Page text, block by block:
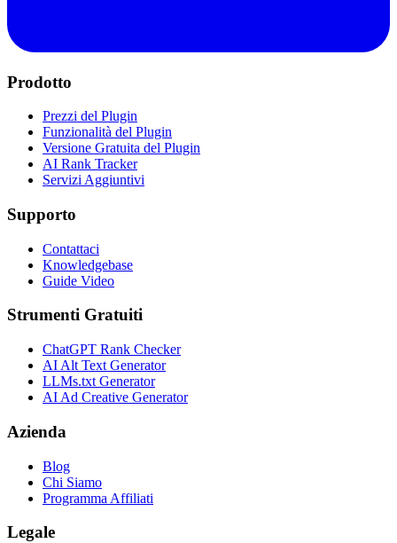
Prodotto
Prezzi del Plugin
Funzionalità del Plugin
Versione Gratuita del Plugin
AI Rank Tracker
Servizi Aggiuntivi
Supporto
Contattaci
Knowledgebase
Guide Video
Strumenti Gratuiti
ChatGPT Rank Checker
AI Alt Text Generator
LLMs.txt Generator
AI Ad Creative Generator
Azienda
Blog
Chi Siamo
Programma Affiliati
Legale